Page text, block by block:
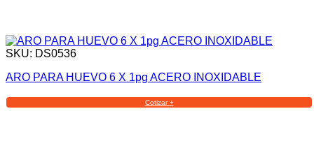
SKU: DS0536
ARO PARA HUEVO 6 X 1pg ACERO INOXIDABLE
Cotizar +